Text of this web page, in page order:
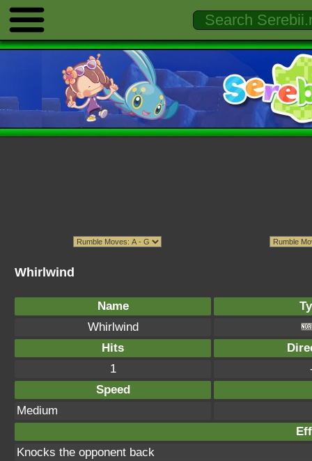
Whirlwind
Name
Whirlwind
Hits
1
Speed
Medium
Knocks the opponent back